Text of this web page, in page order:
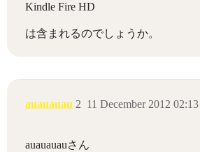
Kindle Fire HD
は含まれるのでしょうか。
auauauau 11 December 2012 02:13
2
auauauauさん